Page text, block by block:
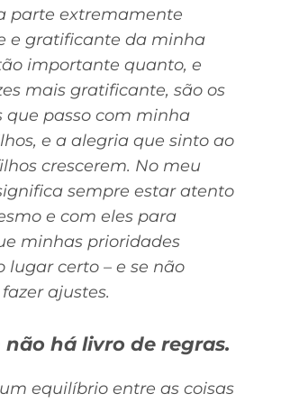
parte extremamente
e gratificante da minha
importante quanto, e
mais gratificante, são os
que passo com minha
e a alegria que sinto ao
crescerem. No meu
sempre estar atento
e com eles para
minhas prioridades
lugar certo – e se não
ajustes.
não há livro de regras.
equilíbrio entre as coisas